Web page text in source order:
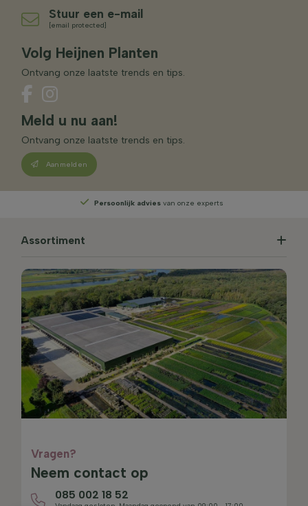
Stuur een e-mail
[email protected]
Volg Heijnen Planten
Ontvang onze laatste trends en tips.
Meld u nu aan!
Ontvang onze laatste trends en tips.
Aanmelden
Persoonlijk advies van onze experts
Assortiment
Vragen?
Neem contact op
085 002 18 52